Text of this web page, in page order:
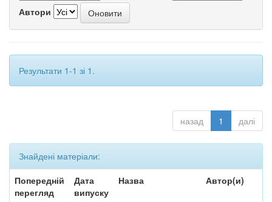
Автори
Результати 1-1 зі 1.
назад 1 далі
Знайдені матеріали:
Попередній
перегляд
Дата
випуску
Назва Автор(и)